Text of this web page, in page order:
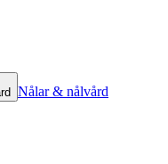
Nålar & nålvård